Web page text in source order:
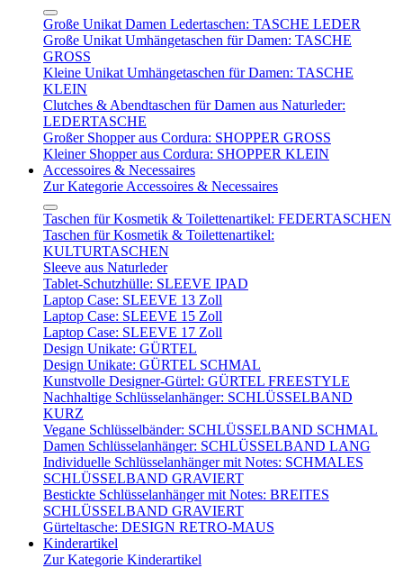
Große Unikat Damen Ledertaschen: TASCHE LEDER
Große Unikat Umhängetaschen für Damen: TASCHE
GROSS
Kleine Unikat Umhängetaschen für Damen: TASCHE
KLEIN
Clutches & Abendtaschen für Damen aus Naturleder:
LEDERTASCHE
Großer Shopper aus Cordura: SHOPPER GROSS
Kleiner Shopper aus Cordura: SHOPPER KLEIN
Accessoires & Necessaires
Zur Kategorie Accessoires & Necessaires
Taschen für Kosmetik & Toilettenartikel: FEDERTASCHEN
Taschen für Kosmetik & Toilettenartikel:
KULTURTASCHEN
Sleeve aus Naturleder
Tablet-Schutzhülle: SLEEVE IPAD
Laptop Case: SLEEVE 13 Zoll
Laptop Case: SLEEVE 15 Zoll
Laptop Case: SLEEVE 17 Zoll
Design Unikate: GÜRTEL
Design Unikate: GÜRTEL SCHMAL
Kunstvolle Designer-Gürtel: GÜRTEL FREESTYLE
Nachhaltige Schlüsselanhänger: SCHLÜSSELBAND
KURZ
Vegane Schlüsselbänder: SCHLÜSSELBAND SCHMAL
Damen Schlüsselanhänger: SCHLÜSSELBAND LANG
Individuelle Schlüsselanhänger mit Notes: SCHMALES
SCHLÜSSELBAND GRAVIERT
Bestickte Schlüsselanhänger mit Notes: BREITES
SCHLÜSSELBAND GRAVIERT
Gürteltasche: DESIGN RETRO-MAUS
Kinderartikel
Zur Kategorie Kinderartikel